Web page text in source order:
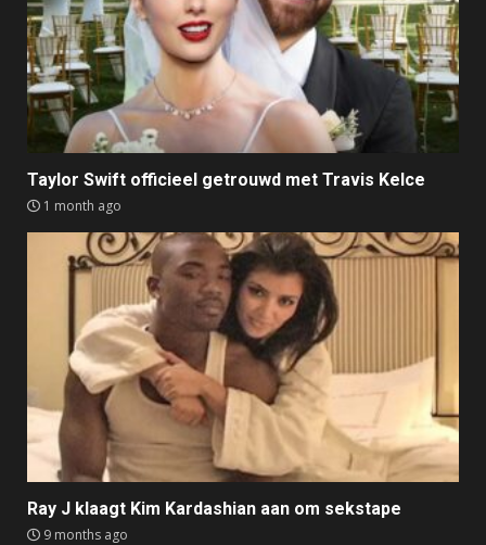
Taylor Swift officieel getrouwd met Travis Kelce
1 month ago
Ray J klaagt Kim Kardashian aan om sekstape
9 months ago